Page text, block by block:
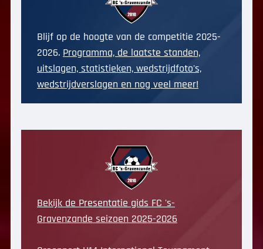
Blijf op de hoogte van de competitie 2025-
2026. Programma, de laatste standen,
uitslagen, statistieken, wedstrijdfoto's,
wedstrijdverslagen en nog veel meer!
Bekijk de Presentatie gids FC 's-
Gravenzande seizoen 2025-2026